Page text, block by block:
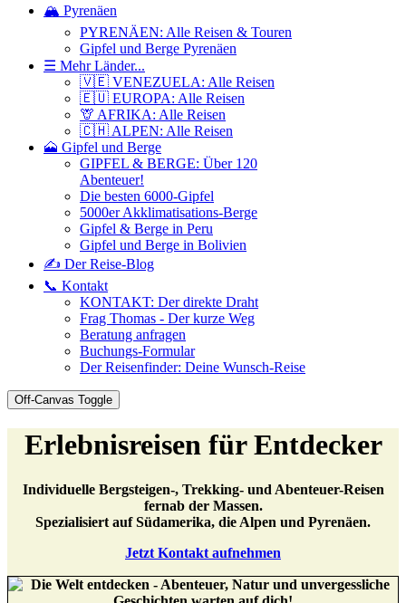
🏔️ Pyrenäen
PYRENÄEN: Alle Reisen & Touren
Gipfel und Berge Pyrenäen
☰ Mehr Länder...
🇻🇪 VENEZUELA: Alle Reisen
🇪🇺 EUROPA: Alle Reisen
🦒 AFRIKA: Alle Reisen
🇨🇭 ALPEN: Alle Reisen
🗻 Gipfel und Berge
GIPFEL & BERGE: Über 120
Abenteuer!
Die besten 6000-Gipfel
5000er Akklimatisations-Berge
Gipfel & Berge in Peru
Gipfel und Berge in Bolivien
✍️ Der Reise-Blog
📞 Kontakt
KONTAKT: Der direkte Draht
Frag Thomas - Der kurze Weg
Beratung anfragen
Buchungs-Formular
Der Reisenfinder: Deine Wunsch-Reise
Off-Canvas Toggle
Erlebnisreisen für Entdecker
Individuelle Bergsteigen-, Trekking- und Abenteuer-Reisen
fernab der Massen.
Spezialisiert auf Südamerika, die Alpen und Pyrenäen.
Jetzt Kontakt aufnehmen